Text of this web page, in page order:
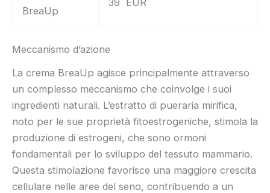
BreaUp
39 EUR
Meccanismo d’azione
La crema BreaUp agisce principalmente attraverso
un complesso meccanismo che coinvolge i suoi
ingredienti naturali. L’estratto di pueraria mirifica,
noto per le sue proprietà fitoestrogeniche, stimola la
produzione di estrogeni, che sono ormoni
fondamentali per lo sviluppo del tessuto mammario.
Questa stimolazione favorisce una maggiore crescita
cellulare nelle aree del seno, contribuendo a un